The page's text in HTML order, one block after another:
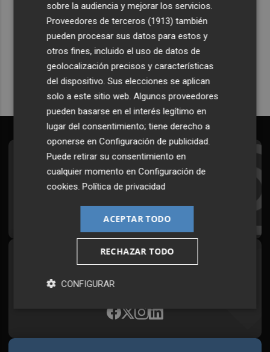
Recibe toda la actualidad de
Plaza Podcast en tu correo
Quiero suscribirme
Suscríbete al Boletín
Todos los días a primera hora en tu email
Síguenos en redes
Plaza Podcast, desde cualquier medio
sobre la audiencia y mejorar los servicios.
Proveedores de terceros (1913) también
pueden procesar sus datos para estos y
otros fines, incluido el uso de datos de
geolocalización precisos y características
del dispositivo. Sus elecciones se aplican
solo a este sitio web. Algunos proveedores
pueden basarse en el interés legítimo en
lugar del consentimiento; tiene derecho a
oponerse enConfiguración de publicidad.
Puede retirar su consentimiento en
cualquier momento enConfiguración de
cookies.Política de privacidad
ACEPTAR TODO
RECHAZAR TODO
CONFIGURAR